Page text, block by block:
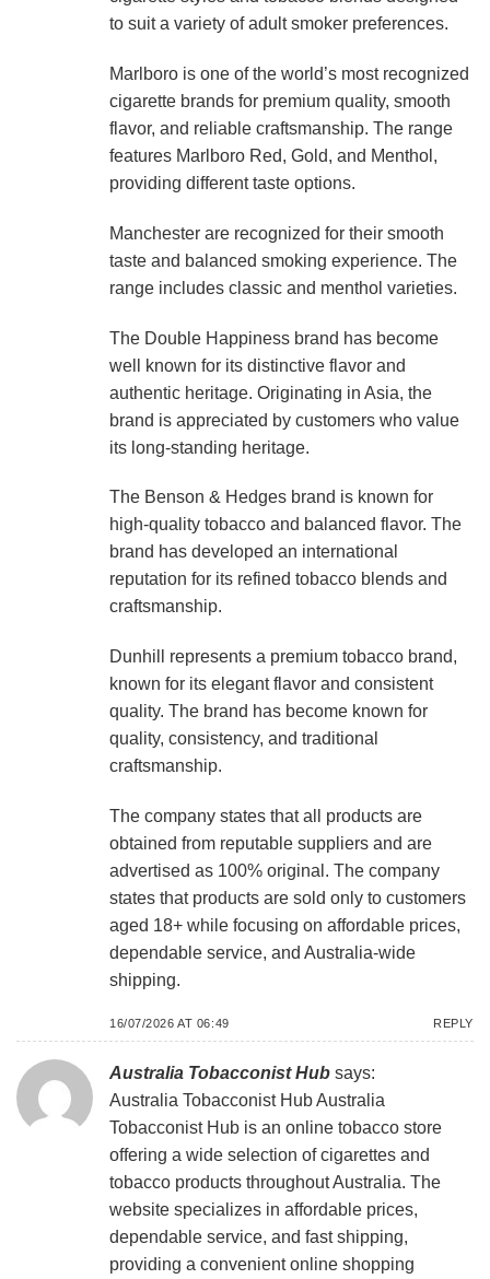
to suit a variety of adult smoker preferences.
Marlboro is one of the world’s most recognized
cigarette brands for premium quality, smooth
flavor, and reliable craftsmanship. The range
features Marlboro Red, Gold, and Menthol,
providing different taste options.
Manchester are recognized for their smooth
taste and balanced smoking experience. The
range includes classic and menthol varieties.
The Double Happiness brand has become
well known for its distinctive flavor and
authentic heritage. Originating in Asia, the
brand is appreciated by customers who value
its long-standing heritage.
The Benson & Hedges brand is known for
high-quality tobacco and balanced flavor. The
brand has developed an international
reputation for its refined tobacco blends and
craftsmanship.
Dunhill represents a premium tobacco brand,
known for its elegant flavor and consistent
quality. The brand has become known for
quality, consistency, and traditional
craftsmanship.
The company states that all products are
obtained from reputable suppliers and are
advertised as 100% original. The company
states that products are sold only to customers
aged 18+ while focusing on affordable prices,
dependable service, and Australia-wide
shipping.
16/07/2026 AT 06:49 REPLY
Australia Tobacconist Hub says:
Australia Tobacconist HubAustralia
Tobacconist Hub is an online tobacco store
offering a wide selection of cigarettes and
tobacco products throughout Australia. The
website specializes in affordable prices,
dependable service, and fast shipping,
providing a convenient online shopping